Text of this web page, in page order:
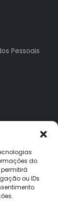
do
ou IDs
Pessoais